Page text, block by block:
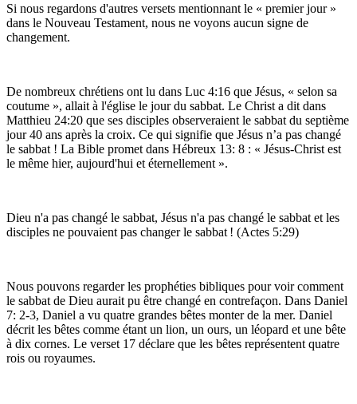
Si nous regardons d'autres versets mentionnant le « premier jour »
dans le Nouveau Testament, nous ne voyons aucun signe de
changement.
De nombreux chrétiens ont lu dans Luc 4:16 que Jésus, « selon sa
coutume », allait à l'église le jour du sabbat. Le Christ a dit dans
Matthieu 24:20 que ses disciples observeraient le sabbat du septième
jour 40 ans après la croix. Ce qui signifie que Jésus n’a pas changé
le sabbat ! La Bible promet dans Hébreux 13: 8 : « Jésus-Christ est
le même hier, aujourd'hui et éternellement ».
Dieu n'a pas changé le sabbat, Jésus n'a pas changé le sabbat et les
disciples ne pouvaient pas changer le sabbat ! (Actes 5:29)
Nous pouvons regarder les prophéties bibliques pour voir comment
le sabbat de Dieu aurait pu être changé en contrefaçon. Dans Daniel
7: 2-3, Daniel a vu quatre grandes bêtes monter de la mer. Daniel
décrit les bêtes comme étant un lion, un ours, un léopard et une bête
à dix cornes. Le verset 17 déclare que les bêtes représentent quatre
rois ou royaumes.